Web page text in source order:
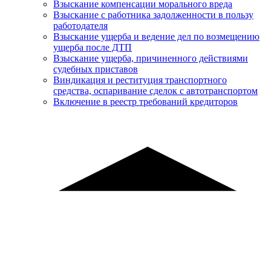
Взыскание компенсации морального вреда
Взыскание с работника задолженности в пользу
работодателя
Взыскание ущерба и ведение дел по возмещению
ущерба после ДТП
Взыскание ущерба, причиненного действиями
судебных приставов
Виндикация и реституция транспортного
средства, оспаривание сделок с автотранспортом
Включение в реестр требований кредиторов